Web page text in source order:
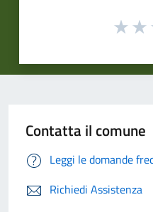
Contatta il comune
Leggi le domande
Richiedi Assistenza